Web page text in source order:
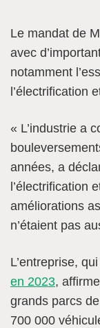
Le mandat de
avec
notamment
l’électrification
« L’industrie a
années, a
l’électrification
améliorations
n’étaient pas
L’entreprise,
en 2023,
grands parcs
700 000